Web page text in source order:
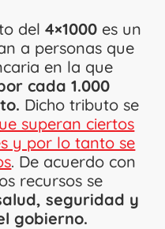
del 4×1000 es un
a personas que
en la que
cada 1.000
Dicho tributo se
superan ciertos
y por lo tanto se
. De acuerdo con
recursos se
seguridad y
gobierno.